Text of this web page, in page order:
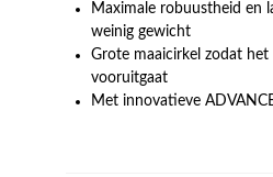
Maximale robuustheid en
weinig gewicht
Grote maaicirkel zodat het
vooruitgaat
Met innovatieve